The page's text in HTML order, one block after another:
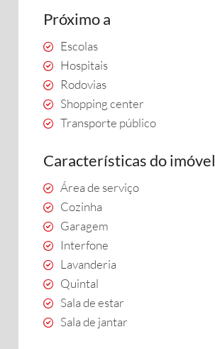
Próximo a
Escolas
Hospitais
Rodovias
Shopping center
Transporte público
Características do imóvel
Área de serviço
Cozinha
Garagem
Interfone
Lavanderia
Quintal
Sala de estar
Sala de jantar